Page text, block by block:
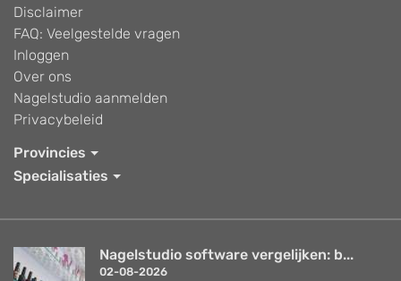
Disclaimer
FAQ: Veelgestelde vragen
Inloggen
Over ons
Nagelstudio aanmelden
Privacybeleid
Provincies
Specialisaties
Nagelstudio software vergelijken: b...
02-08-2026